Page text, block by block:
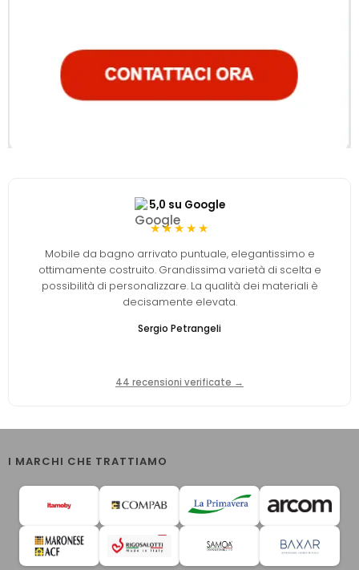
5,0 su Google
★★★★★
Mobile da bagno arrivato puntuale, elegantissimo e
ottimamente costruito. Grandissima varietà di scelta e
possibilità di personalizzare. La qualità dei materiali è
decisamente elevata.
Sergio Petrangeli
44 recensioni verificate →
I MARCHI CHE TRATTIAMO